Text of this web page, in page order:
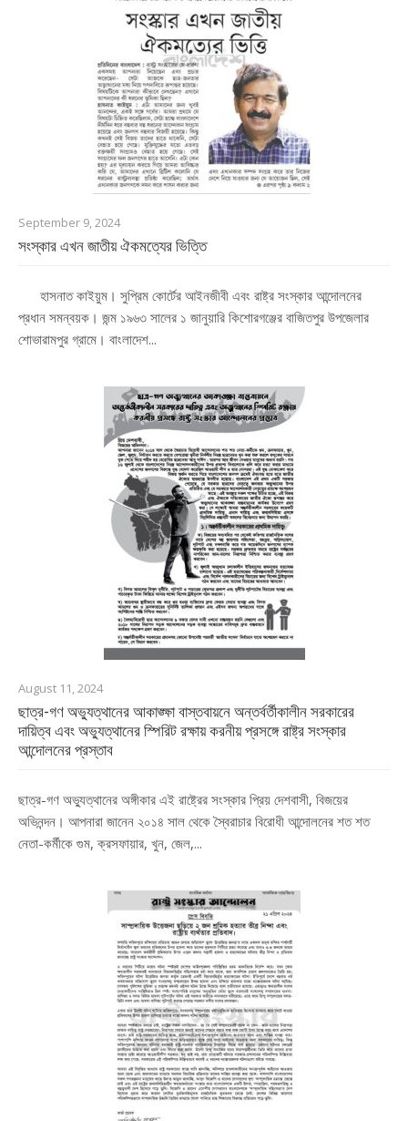
September 9, 2024
সংস্কার এখন জাতীয় ঐকমত্যের ভিত্তি
হাসনাত কাইয়ুম। সুপ্রিম কোর্টের আইনজীবী এবং রাষ্ট্র সংস্কার আন্দোলনের
প্রধান সমন্বয়ক। জন্ম ১৯৬৩ সালের ১ জানুয়ারি কিশোরগঞ্জের বাজিতপুর উপজেলার
শোভারামপুর গ্রামে। বাংলাদেশ...
August 11, 2024
ছাত্র-গণ অভ্যুত্থানের আকাঙ্ক্ষা বাস্তবায়নে অন্তর্বর্তীকালীন সরকারের
দায়িত্ব এবং অভ্যুত্থানের স্পিরিট রক্ষায় করনীয় প্রসঙ্গে রাষ্ট্র সংস্কার
আন্দোলনের প্রস্তাব
ছাত্র-গণ অভ্যুত্থানের অঙ্গীকার এই রাষ্ট্রের সংস্কার প্রিয় দেশবাসী, বিজয়ের
অভিনন্দন। আপনারা জানেন ২০১৪ সাল থেকে স্বৈরাচার বিরোধী আন্দোলনের শত শত
নেতা-কর্মীকে গুম, ক্রসফায়ার, খুন, জেল,...